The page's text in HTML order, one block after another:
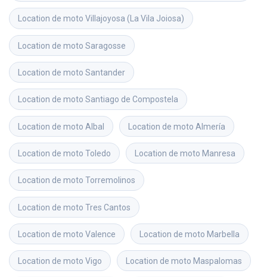
Location de moto Villajoyosa (La Vila Joiosa)
Location de moto Saragosse
Location de moto Santander
Location de moto Santiago de Compostela
Location de moto Albal Location de moto Almería
Location de moto Toledo Location de moto Manresa
Location de moto Torremolinos
Location de moto Tres Cantos
Location de moto Valence Location de moto Marbella
Location de moto Vigo Location de moto Maspalomas